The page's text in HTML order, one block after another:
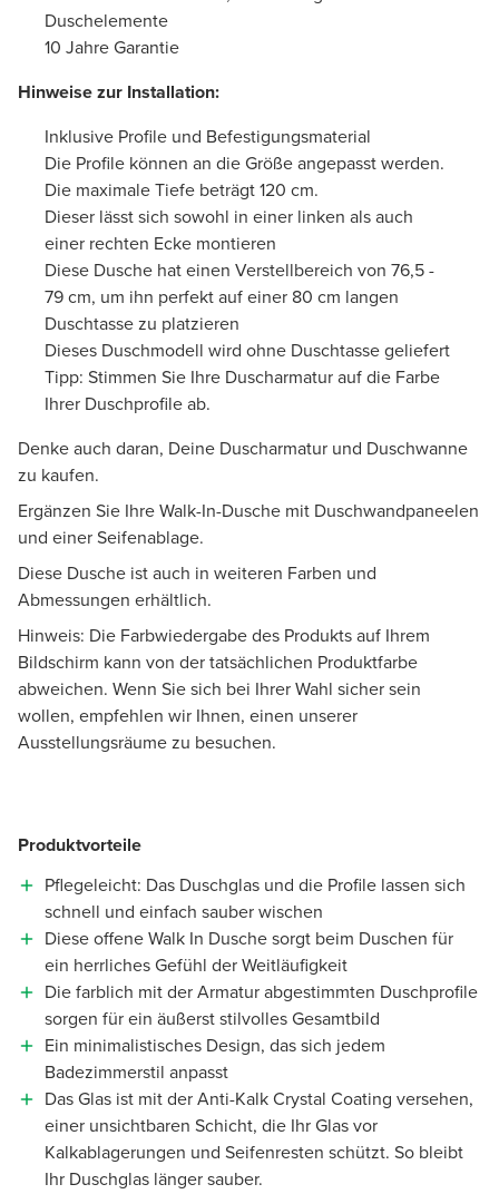
Duschelemente
10 Jahre Garantie
Hinweise zur Installation:
Inklusive Profile und Befestigungsmaterial
Die Profile können an die Größe angepasst werden.
Die maximale Tiefe beträgt 120 cm.
Dieser lässt sich sowohl in einer linken als auch
einer rechten Ecke montieren
Diese Dusche hat einen Verstellbereich von 76,5 -
79 cm, um ihn perfekt auf einer 80 cm langen
Duschtasse zu platzieren
Dieses Duschmodell wird ohne Duschtasse geliefert
Tipp: Stimmen Sie Ihre Duscharmatur auf die Farbe
Ihrer Duschprofile ab.
Denke auch daran, Deine Duscharmatur und Duschwanne
zu kaufen.
Ergänzen Sie Ihre Walk-In-Dusche mit Duschwandpaneelen
und einer Seifenablage.
Diese Dusche ist auch in weiteren Farben und
Abmessungen erhältlich.
Hinweis: Die Farbwiedergabe des Produkts auf Ihrem
Bildschirm kann von der tatsächlichen Produktfarbe
abweichen. Wenn Sie sich bei Ihrer Wahl sicher sein
wollen, empfehlen wir Ihnen, einen unserer
Ausstellungsräume zu besuchen.
Produktvorteile
Pflegeleicht: Das Duschglas und die Profile lassen sich
schnell und einfach sauber wischen
Diese offene Walk In Dusche sorgt beim Duschen für
ein herrliches Gefühl der Weitläufigkeit
Die farblich mit der Armatur abgestimmten Duschprofile
sorgen für ein äußerst stilvolles Gesamtbild
Ein minimalistisches Design, das sich jedem
Badezimmerstil anpasst
Das Glas ist mit der Anti-Kalk Crystal Coating versehen,
einer unsichtbaren Schicht, die Ihr Glas vor
Kalkablagerungen und Seifenresten schützt. So bleibt
Ihr Duschglas länger sauber.